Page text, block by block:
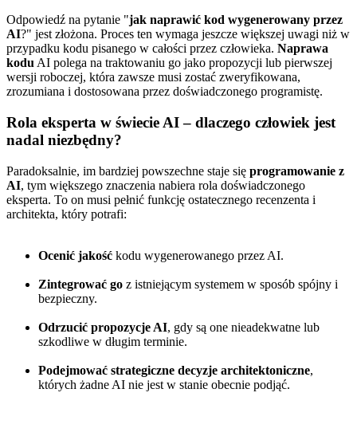
Odpowiedź na pytanie "jak naprawić kod wygenerowany przez
AI?" jest złożona. Proces ten wymaga jeszcze większej uwagi niż w
przypadku kodu pisanego w całości przez człowieka. Naprawa
kodu AI polega na traktowaniu go jako propozycji lub pierwszej
wersji roboczej, która zawsze musi zostać zweryfikowana,
zrozumiana i dostosowana przez doświadczonego programistę.
Rola eksperta w świecie AI – dlaczego człowiek jest
nadal niezbędny?
Paradoksalnie, im bardziej powszechne staje się programowanie z
AI, tym większego znaczenia nabiera rola doświadczonego
eksperta. To on musi pełnić funkcję ostatecznego recenzenta i
architekta, który potrafi:
Ocenić jakość kodu wygenerowanego przez AI.
Zintegrować go z istniejącym systemem w sposób spójny i
bezpieczny.
Odrzucić propozycje AI, gdy są one nieadekwatne lub
szkodliwe w długim terminie.
Podejmować strategiczne decyzje architektoniczne,
których żadne AI nie jest w stanie obecnie podjąć.